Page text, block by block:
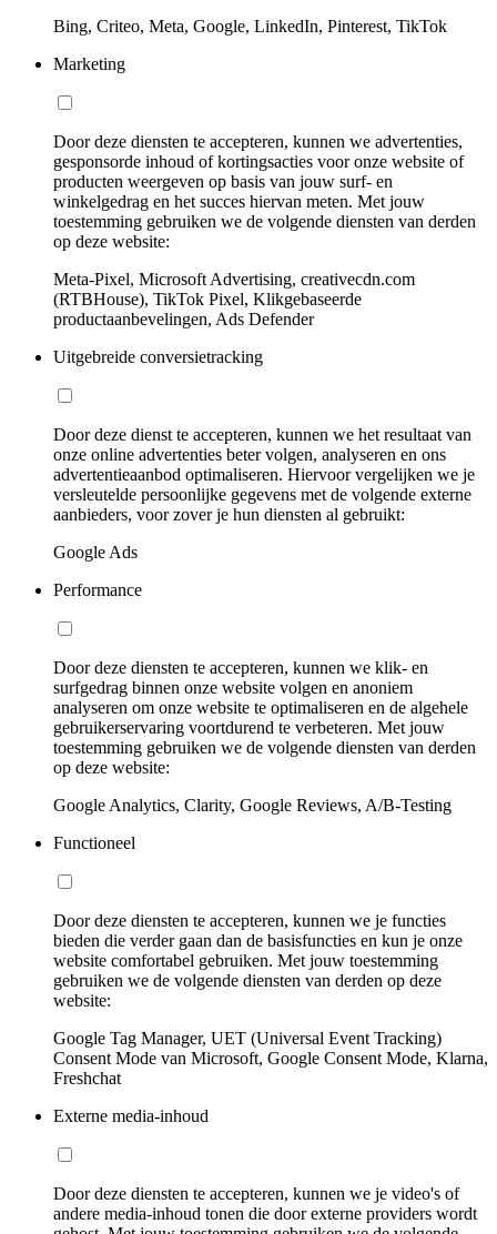
Bing, Criteo, Meta, Google, LinkedIn, Pinterest, TikTok
Marketing
Door deze diensten te accepteren, kunnen we advertenties,
gesponsorde inhoud of kortingsacties voor onze website of
producten weergeven op basis van jouw surf- en
winkelgedrag en het succes hiervan meten. Met jouw
toestemming gebruiken we de volgende diensten van derden
op deze website:
Meta-Pixel, Microsoft Advertising, creativecdn.com
(RTBHouse), TikTok Pixel, Klikgebaseerde
productaanbevelingen, Ads Defender
Uitgebreide conversietracking
Door deze dienst te accepteren, kunnen we het resultaat van
onze online advertenties beter volgen, analyseren en ons
advertentieaanbod optimaliseren. Hiervoor vergelijken we je
versleutelde persoonlijke gegevens met de volgende externe
aanbieders, voor zover je hun diensten al gebruikt:
Google Ads
Performance
Door deze diensten te accepteren, kunnen we klik- en
surfgedrag binnen onze website volgen en anoniem
analyseren om onze website te optimaliseren en de algehele
gebruikerservaring voortdurend te verbeteren. Met jouw
toestemming gebruiken we de volgende diensten van derden
op deze website:
Google Analytics, Clarity, Google Reviews, A/B-Testing
Functioneel
Door deze diensten te accepteren, kunnen we je functies
bieden die verder gaan dan de basisfuncties en kun je onze
website comfortabel gebruiken. Met jouw toestemming
gebruiken we de volgende diensten van derden op deze
website:
Google Tag Manager, UET (Universal Event Tracking)
Consent Mode van Microsoft, Google Consent Mode, Klarna,
Freshchat
Externe media-inhoud
Door deze diensten te accepteren, kunnen we je video's of
andere media-inhoud tonen die door externe providers wordt